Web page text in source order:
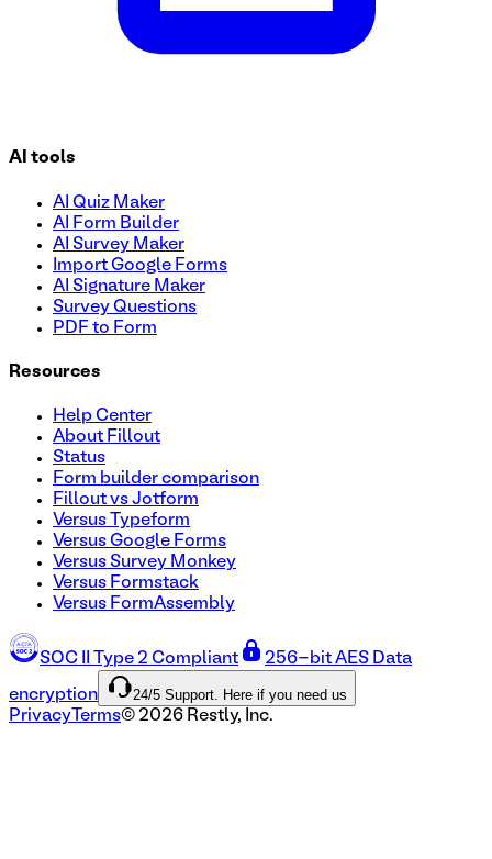
AI tools
AI Quiz Maker
AI Form Builder
AI Survey Maker
Import Google Forms
AI Signature Maker
Survey Questions
PDF to Form
Resources
Help Center
About Fillout
Status
Form builder comparison
Fillout vs Jotform
Versus Typeform
Versus Google Forms
Versus Survey Monkey
Versus Formstack
Versus FormAssembly
SOC II Type 2 Compliant 256-bit AES Data
encryption 24/5 Support. Here if you need us
Privacy Terms© 2026 Restly, Inc.